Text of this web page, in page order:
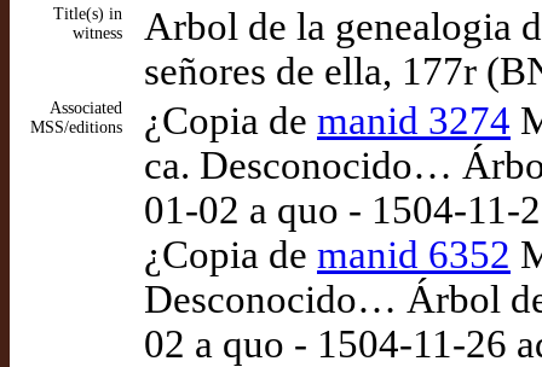
Title(s) in
witness
Arbol de la genealogia
señores de ella, 177r
Associated
MSS/editions
¿Copia de manid 3274
ca. Desconocido…
01-02 a quo - 1504-11-
¿Copia de manid 6352
Desconocido… Árbol
02 a quo - 1504-11-26